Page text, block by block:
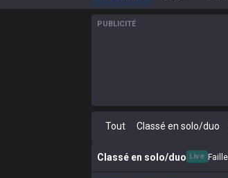
PUBLICITÉ
Tout Classé en solo/duo
Classé en solo/duo Live